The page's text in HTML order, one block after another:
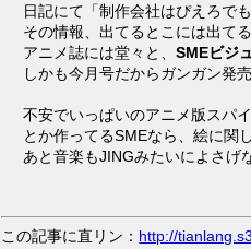
日記にて「制作会社はぴえろで
その情報、出てるとこには出て
アニメ誌には堂々と、SMEビジ
しかも今月号だからガンガン発
不安でいっぱいのアニメ版スパ
とか作ってるSMEなら、絵に関
あと音楽もJINGみたいによさげ
この記事に直リン： http://